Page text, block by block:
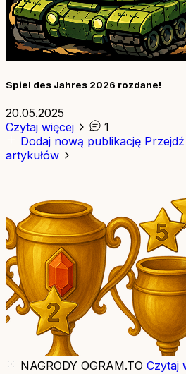
Spiel des Jahres 2026 rozdane!
20.05.2025
Czytaj więcej
1
Dodaj nową publikację
artykułów
NAGRODY OGRAM.TO Czytaj